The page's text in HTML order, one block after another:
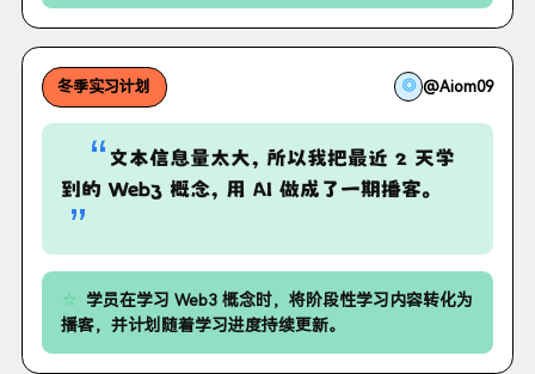
冬季实习计划 ◎ @Aiom09
文本信息量太大，所以我把最近 2 天学
到的 Web3 概念，用 AI 做成了一期播客。
”
学员在学习 Web3 概念时，将阶段性学习内容转化为
播客，并计划随着学习进度持续更新。